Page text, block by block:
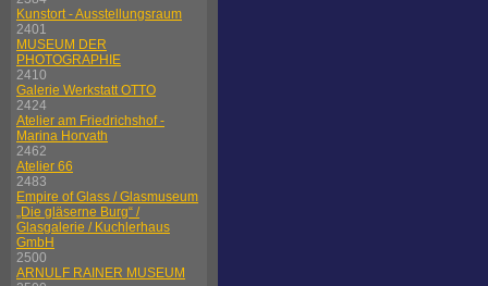
Kunstort - Ausstellungsraum
2401
MUSEUM DER
PHOTOGRAPHIE
2410
Galerie Werkstatt OTTO
2424
Atelier am Friedrichshof -
Marina Horvath
2462
Atelier 66
2483
Empire of Glass / Glasmuseum
„Die gläserne Burg“ /
Glasgalerie / Kuchlerhaus
GmbH
2500
ARNULF RAINER MUSEUM